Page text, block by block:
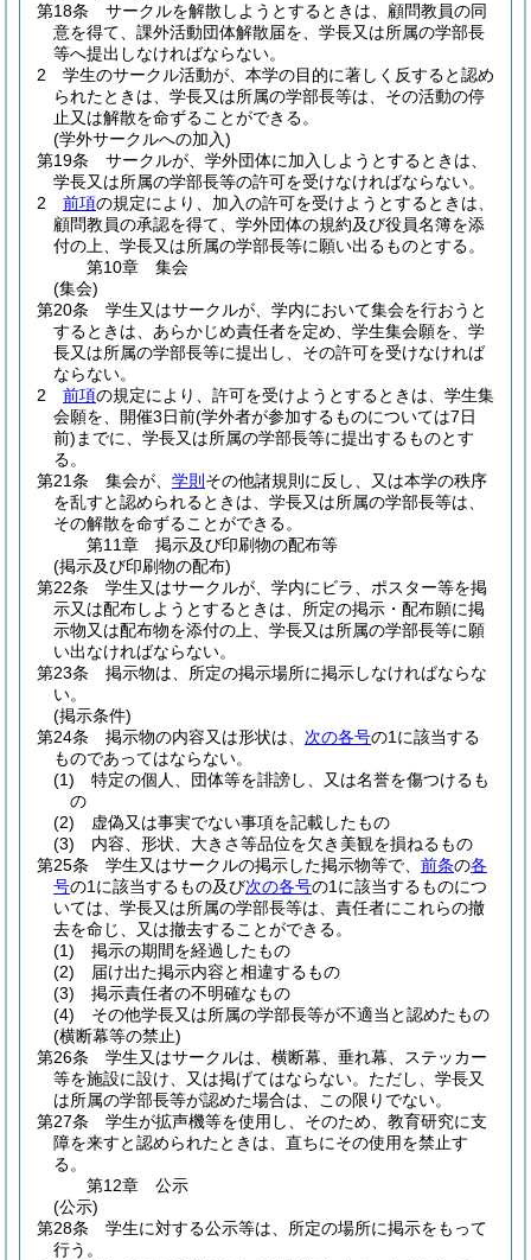
第18条
サークルを解散しようとするときは、顧問教員の同
意を得て、課外活動団体解散届を、学長又は所属の学部長
等へ提出しなければならない。
2
学生のサークル活動が、本学の目的に著しく反すると認め
られたときは、学長又は所属の学部長等は、その活動の停
止又は解散を命ずることができる。
(学外サークルへの加入)
第19条
サークルが、学外団体に加入しようとするときは、
学長又は所属の学部長等の許可を受けなければならない。
2
前項の規定により、加入の許可を受けようとするときは、
顧問教員の承認を得て、学外団体の規約及び役員名簿を添
付の上、学長又は所属の学部長等に願い出るものとする。
第10章
集会
(集会)
第20条
学生又はサークルが、学内において集会を行おうと
するときは、あらかじめ責任者を定め、学生集会願を、学
長又は所属の学部長等に提出し、その許可を受けなければ
ならない。
2
前項の規定により、許可を受けようとするときは、学生集
会願を、開催3日前(学外者が参加するものについては7日
前) までに、学長又は所属の学部長等に提出するものとす
る。
第21条
集会が、 学則 その他諸規則に反し、又は本学の秩序
を乱すと認められるときは、学長又は所属の学部長等は、
その解散を命ずることができる。
第11章
掲示及び印刷物の配布等
(掲示及び印刷物の配布)
第22条
学生又はサークルが、学内にビラ、ポスター等を掲
示又は配布しようとするときは、所定の掲示・配布願に掲
示物又は配布物を添付の上、学長又は所属の学部長等に願
い出なければならない。
第23条
掲示物は、所定の掲示場所に掲示しなければならな
い。
(掲示条件)
第24条
掲示物の内容又は形状は、 次の各号の1に該当する
ものであってはならない。
(1)
特定の個人、団体等を誹謗し、又は名誉を傷つけるも
の
(2)
虚偽又は事実でない事項を記載したもの
(3)
内容、形状、大きさ等品位を欠き美観を損ねるもの
第25条
学生又はサークルの掲示した掲示物等で、 前条の各
号の1に該当するもの及び次の各号の1に該当するものにつ
いては、学長又は所属の学部長等は、責任者にこれらの撤
去を命じ、又は撤去することができる。
(1)
掲示の期間を経過したもの
(2)
届け出た掲示内容と相違するもの
(3)
掲示責任者の不明確なもの
(4)
その他学長又は所属の学部長等が不適当と認めたもの
(横断幕等の禁止)
第26条
学生又はサークルは、横断幕、垂れ幕、ステッカー
等を施設に設け、又は掲げてはならない。 ただし、学長又
は所属の学部長等が認めた場合は、この限りでない。
第27条
学生が拡声機等を使用し、そのため、教育研究に支
障を来すと認められたときは、直ちにその使用を禁止す
る。
第12章
公示
(公示)
第28条
学生に対する公示等は、所定の場所に掲示をもって
行う。